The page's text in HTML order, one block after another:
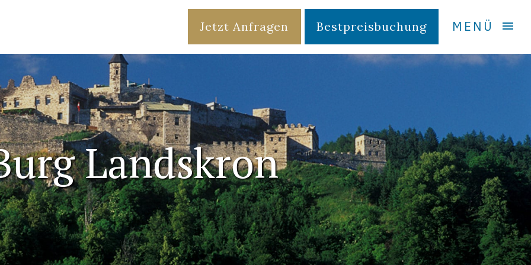
Jetzt Anfragen Bestpreisbuchung
Landskron
MENÜ